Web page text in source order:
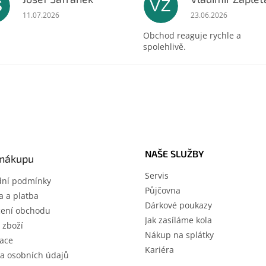
Hodnocení obchodu je 5 z 5 hvězdiček.
11.07.2026
VZ Hodnocení
23.06.2026
Obchod reaguje rychle a
spolehlivě.
podmínky
a platba
obchodu
zboží
osobních údajů
NAŠE SLUŽBY
Servis
Půjčovna
Dárkové poukazy
Jak zasíláme kola
Nákup na splátky
Kariéra